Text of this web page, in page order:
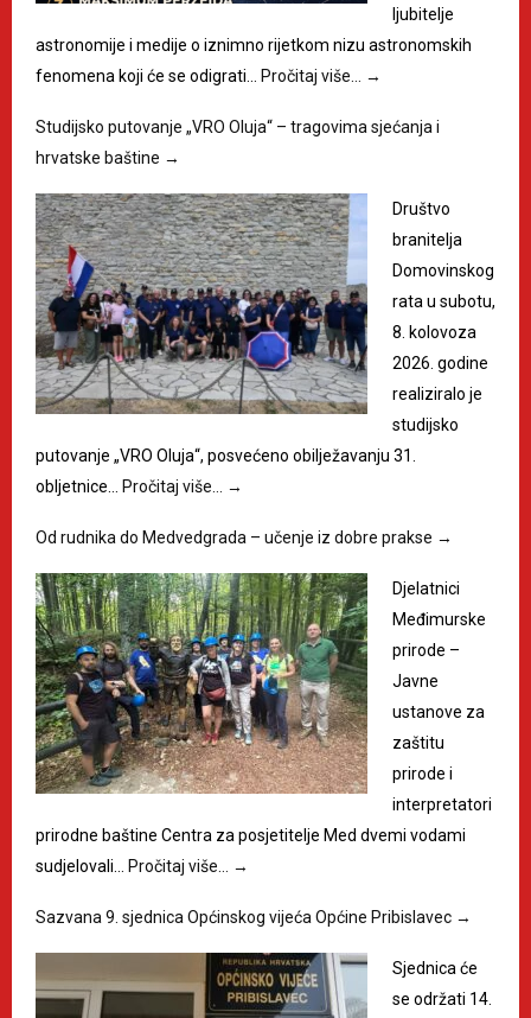
ljubitelje
astronomije i medije o iznimno rijetkom nizu astronomskih
fenomena koji će se odigrati…
Pročitaj više… →
Studijsko putovanje „VRO Oluja“ – tragovima sjećanja i
hrvatske baštine →
Društvo
branitelja
Domovinskog
rata u subotu,
8. kolovoza
2026. godine
realiziralo je
studijsko
putovanje „VRO Oluja“, posvećeno obilježavanju 31.
obljetnice…
Pročitaj više… →
Od rudnika do Medvedgrada – učenje iz dobre prakse →
Djelatnici
Međimurske
prirode –
Javne
ustanove za
zaštitu
prirode i
interpretatori
prirodne baštine Centra za posjetitelje Med dvemi vodami
sudjelovali…
Pročitaj više… →
Sazvana 9. sjednica Općinskog vijeća Općine Pribislavec →
Sjednica će
se održati 14.